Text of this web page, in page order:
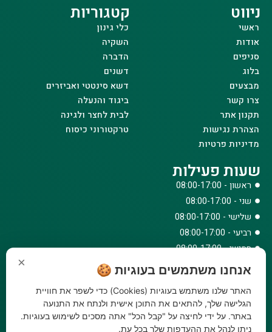
ניווט
ראשי
אודות
סניפים
בלוג
מבצעים
צרו קשר
תקנון אתר
הצהרת נגישות
מדיניות פרטיות
קטגוריות
כלי גינון
השקיה
הדברה
דשנים
דשא סינטטי ואביזרים
ביגוד והנעלה
לבית לחצר ולגינה
טרקטורוני כיסוח
שעות פעילות
ראשון - 08:00-17:00
שני - 08:00-17:00
שלישי - 08:00-17:00
רביעי - 08:00-17:00
חמישי - 08:00-17:00
שישי - 08:00-12:30
צרו קשר
073-779-6243
וואטסאפ
× אנחנו משתמשים בעוגיות 🍪
האתר שלנו משתמש בעוגיות (Cookies) כדי לשפר את חוויית
הגלישה שלך, להתאים את התוכן אישית ולנתח את התנועה
באתר. על ידי לחיצה על "קבל הכל" אתה מסכים לשימוש בעוגיות.
ניתן לנהל את ההעדפות שלך בכל עת.